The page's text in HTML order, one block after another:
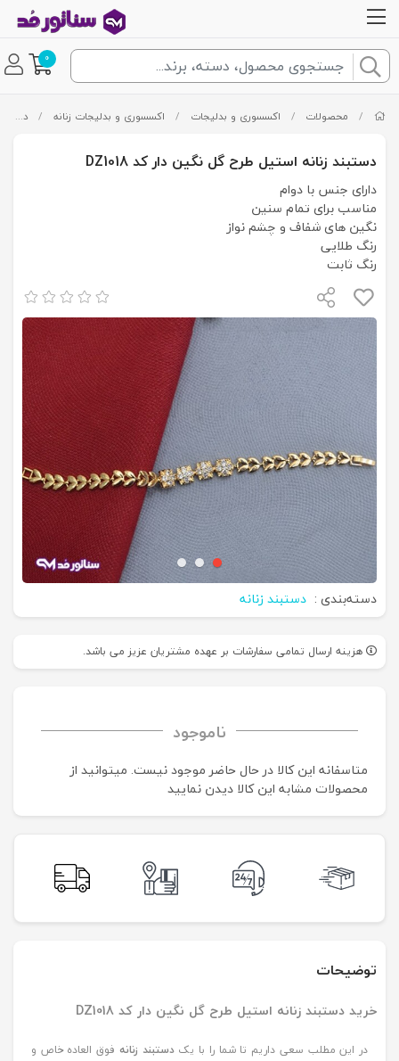
0
/ محصولات / اکسسوری و بدلیجات / اکسسوری و بدلیجات زنانه / دستبند زنانه
دستبند زنانه استیل طرح گل نگین دار کد DZ1018
دارای جنس با دوام
مناسب برای تمام سنین
نگین های شفاف و چشم نواز
رنگ طلایی
رنگ ثابت
دسته‌بندی : دستبند زنانه
هزینه ارسال تمامی سفارشات بر عهده مشتریان عزیز می باشد.
ناموجود
متاسفانه این کالا در حال حاضر موجود نیست. می‍توانید از
محصولات مشابه این کالا دیدن نمایید
توضیحات
خرید دستبند زنانه استیل طرح گل نگین دار کد DZ1018
در این مطلب سعی داریم تا شما را با یکدستبند زنانه فوق العاده خاص و